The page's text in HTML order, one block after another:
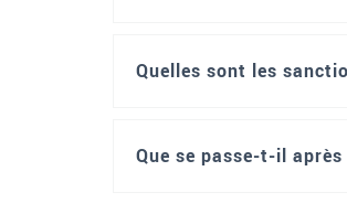
Quelles sont les
Que se passe-t-il